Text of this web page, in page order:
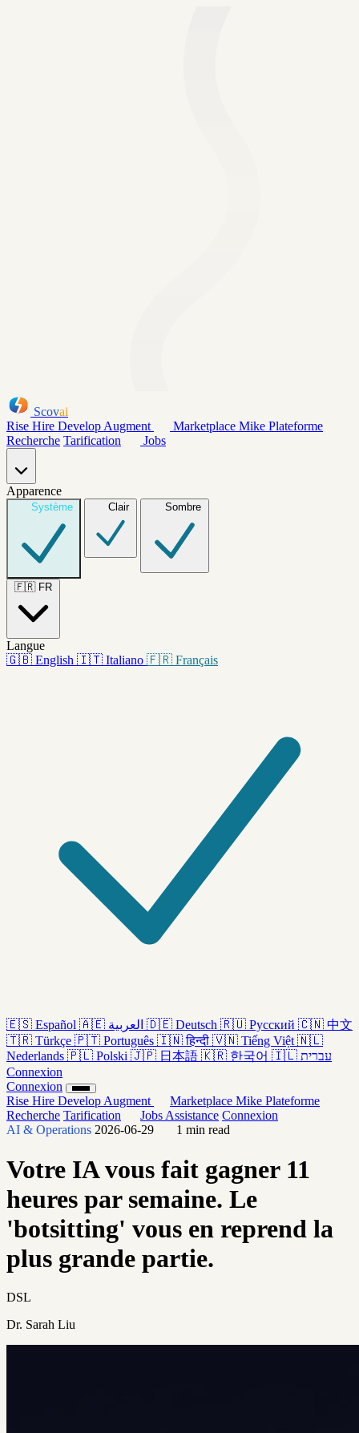
Scovai
Rise Hire Develop Augment Marketplace Mike Plateforme
Recherche Tarification Jobs
Apparence
Système Clair Sombre
🇫🇷 FR
Langue
🇬🇧 English 🇮🇹 Italiano 🇫🇷 Français
🇪🇸 Español 🇦🇪 العربية 🇩🇪 Deutsch 🇷🇺 Русский 🇨🇳 中文
🇹🇷 Türkçe 🇵🇹 Português 🇮🇳 हिन्दी 🇻🇳 Tiếng Việt 🇳🇱
Nederlands 🇵🇱 Polski 🇯🇵 日本語 🇰🇷 한국어 🇮🇱 עברית
Connexion
Connexion
Rise Hire Develop Augment Marketplace Mike Plateforme
Recherche Tarification Jobs Assistance Connexion
AI & Operations 2026-06-29 1 min read
Votre IA vous fait gagner 11
heures par semaine. Le
'botsitting' vous en reprend la
plus grande partie.
DSL
Dr. Sarah Liu